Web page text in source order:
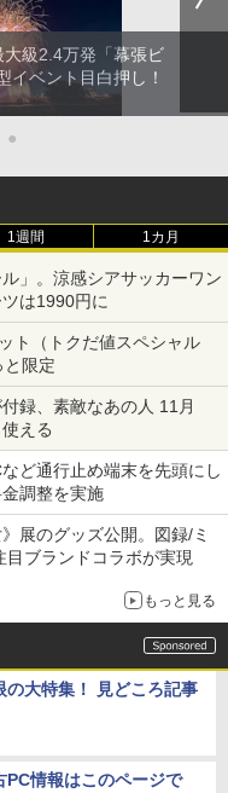
級2.4万発「幕張ビ
イベント目白押し！
●
1週間 1カ月
」。涼感シアサッカーワン
は1990円に
ト（トクだ値スペシャル
と限定
録、素敵なあの人 11月
える
ど通行止め端末を先頭にし
調整を実施
展のグッズ公開。図録/ミ
ブランドコラボが実現
もっと見る
の大特集！ 見どころ記事
情報はこのページで